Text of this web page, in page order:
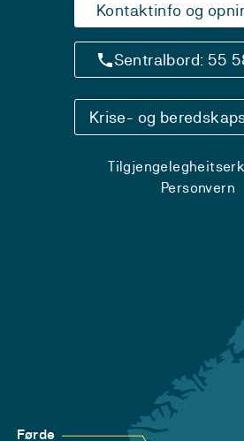
Kontaktinfo og
Sentralbord: 55
Krise- og
Personvern
Førde